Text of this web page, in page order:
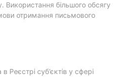
Використання більшого обсягу
отримання письмового
Реєстрі суб’єктів у сфері